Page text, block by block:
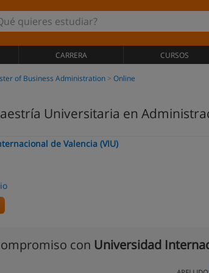
CARRERA CURSOS
of Business Administration Online
Universitaria en
de Valencia (VIU)
con Universidad